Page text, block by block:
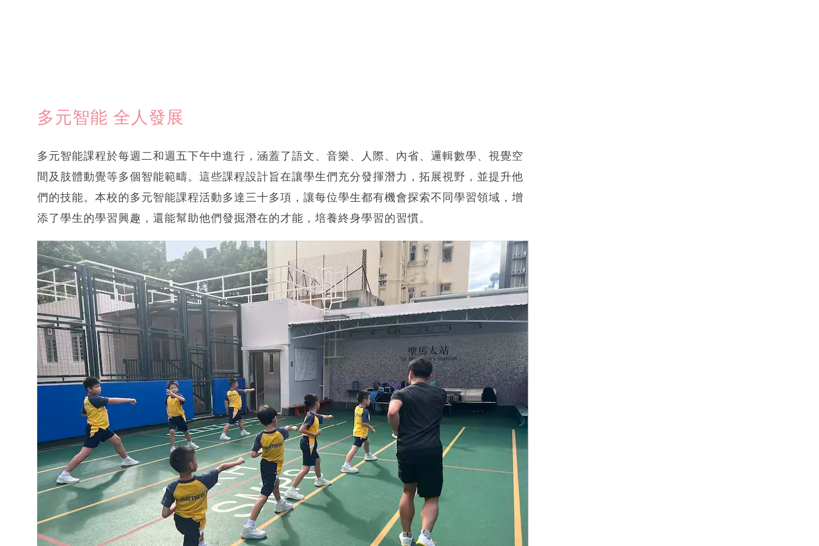
多元智能 全人發展
多元智能課程於每週二和週五下午中進行，涵蓋了語文、音樂、人際、內省、邏輯數學、視覺空
間及肢體動覺等多個智能範疇。這些課程設計旨在讓學生們充分發揮潛力，拓展視野，並提升他
們的技能。本校的多元智能課程活動多達三十多項，讓每位學生都有機會探索不同學習領域，增
添了學生的學習興趣，還能幫助他們發掘潛在的才能，培養終身學習的習慣。